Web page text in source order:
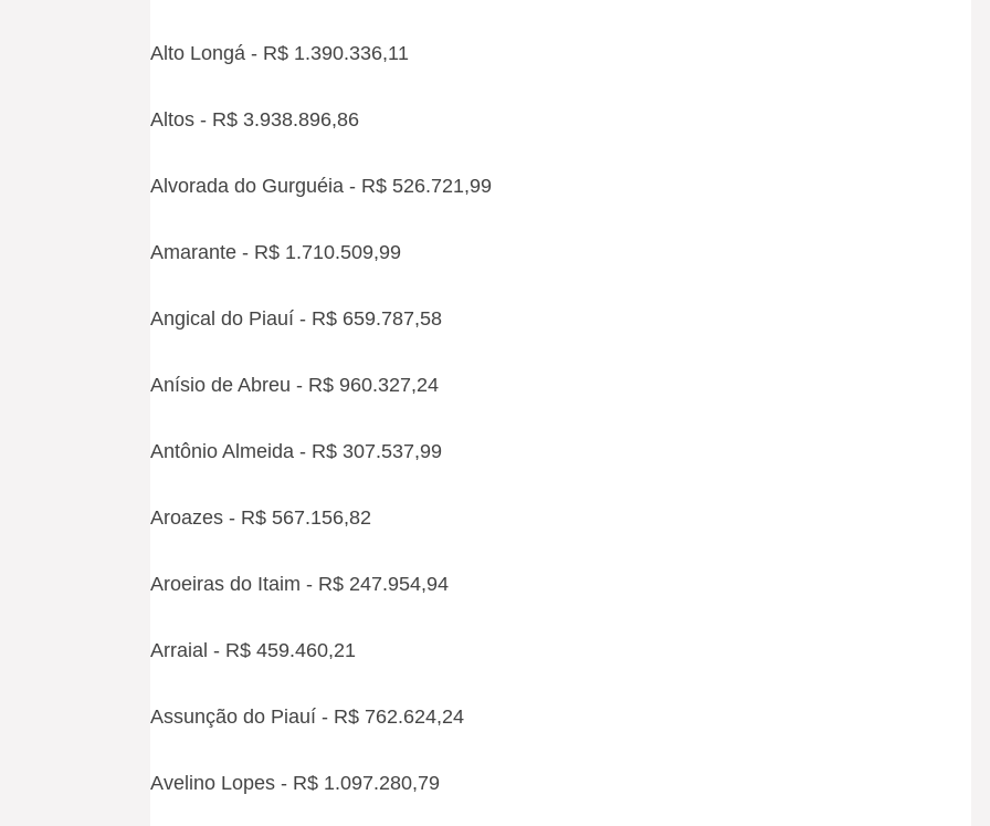
Alto Longá - R$ 1.390.336,11
Altos - R$ 3.938.896,86
Alvorada do Gurguéia - R$ 526.721,99
Amarante - R$ 1.710.509,99
Angical do Piauí - R$ 659.787,58
Anísio de Abreu - R$ 960.327,24
Antônio Almeida - R$ 307.537,99
Aroazes - R$ 567.156,82
Aroeiras do Itaim - R$ 247.954,94
Arraial - R$ 459.460,21
Assunção do Piauí - R$ 762.624,24
Avelino Lopes - R$ 1.097.280,79